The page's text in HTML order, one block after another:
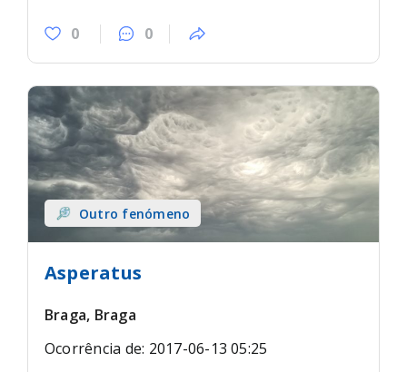
0 0
Outro fenómeno
Asperatus
Braga, Braga
Ocorrência de: 2017-06-13 05:25